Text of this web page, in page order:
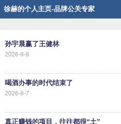
徐赫的个人主页-品牌公关专家
孙宇晨赢了王健林
2026-8-8
喝酒办事的时代结束了
2026-8-7
真正赚钱的项目，往往都很“土”